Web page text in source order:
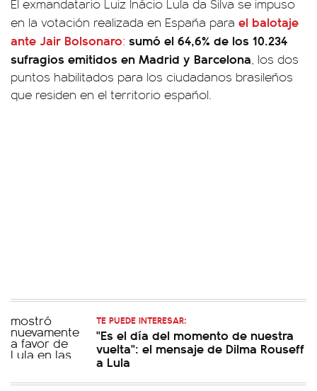
El exmandatario Luiz Inácio Lula da Silva se impuso
en la votación realizada en España para el balotaje
ante Jair Bolsonaro: sumó el 64,6% de los 10.234
sufragios emitidos en Madrid y Barcelona, los dos
puntos habilitados para los ciudadanos brasileños
que residen en el territorio español.
TE PUEDE INTERESAR:
"Es el día del momento de nuestra
vuelta": el mensaje de Dilma Rouseff
a Lula